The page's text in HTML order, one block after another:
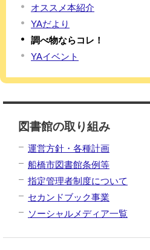
オススメ本紹介
YAだより
調べ物ならコレ！
YAイベント
図書館の取り組み
運営方針・各種計画
船橋市図書館条例等
指定管理者制度について
セカンドブック事業
ソーシャルメディア一覧